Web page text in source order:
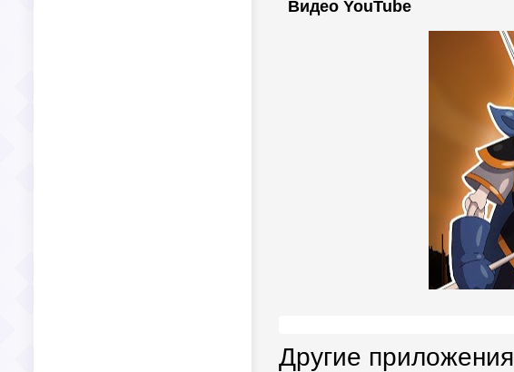
Видео YouTube
Другие приложения